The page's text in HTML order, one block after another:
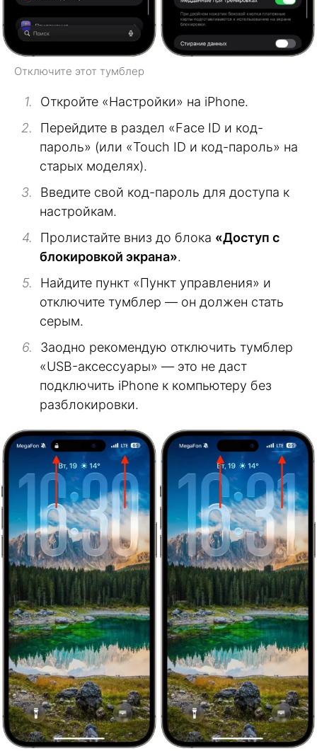
Отключите этот тумблер
Откройте «Настройки» на iPhone.
Перейдите в раздел «Face ID и код-
пароль» (или «Touch ID и код-пароль» на
старых моделях).
Введите свой код-пароль для доступа к
настройкам.
Пролистайте вниз до блока «Доступ с
блокировкой экрана».
Найдите пункт «Пункт управления» и
отключите тумблер — он должен стать
серым.
Заодно рекомендую отключить тумблер
«USB-аксессуары» — это не даст
подключить iPhone к компьютеру без
разблокировки.